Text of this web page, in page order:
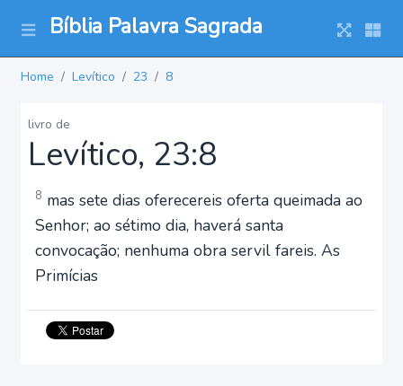
Bíblia Palavra Sagrada
Home Levítico 23 8
livro de
Levítico, 23:8
8 mas sete dias oferecereis oferta queimada ao
Senhor; ao sétimo dia, haverá santa
convocação; nenhuma obra servil fareis. As
Primícias